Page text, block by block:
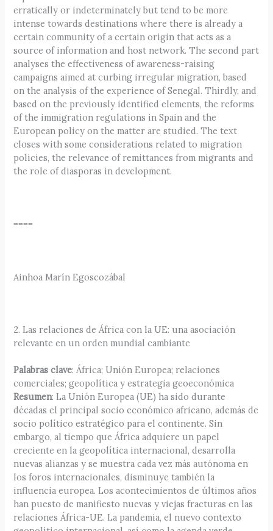
erratically or indeterminately but tend to be more
intense towards destinations where there is already a
certain community of a certain origin that acts as a
source of information and host network. The second part
analyses the effectiveness of awareness-raising
campaigns aimed at curbing irregular migration, based
on the analysis of the experience of Senegal. Thirdly, and
based on the previously identified elements, the reforms
of the immigration regulations in Spain and the
European policy on the matter are studied. The text
closes with some considerations related to migration
policies, the relevance of remittances from migrants and
the role of diasporas in development.
====
Ainhoa Marín Egoscozábal
2. Las relaciones de África con la UE: una asociación
relevante en un orden mundial cambiante
Palabras clave: África; Unión Europea; relaciones
comerciales; geopolítica y estrategia geoeconómica
Resumen: La Unión Europea (UE) ha sido durante
décadas el principal socio económico africano, además de
socio político estratégico para el continente. Sin
embargo, al tiempo que África adquiere un papel
creciente en la geopolítica internacional, desarrolla
nuevas alianzas y se muestra cada vez más autónoma en
los foros internacionales, disminuye también la
influencia europea. Los acontecimientos de últimos años
han puesto de manifiesto nuevas y viejas fracturas en las
relaciones África-UE. La pandemia, el nuevo contexto